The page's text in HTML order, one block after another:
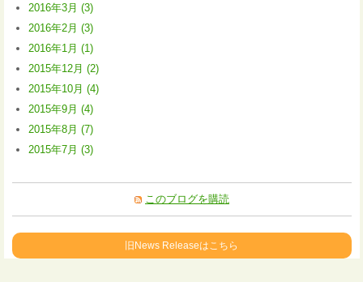
2016年3月 (3)
2016年2月 (3)
2016年1月 (1)
2015年12月 (2)
2015年10月 (4)
2015年9月 (4)
2015年8月 (7)
2015年7月 (3)
このブログを購読
旧News Releaseはこちら